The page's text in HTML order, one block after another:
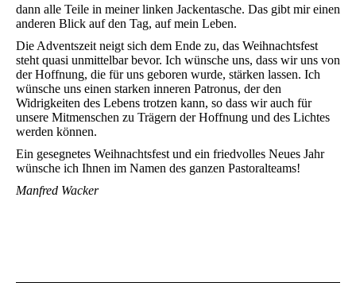
dann alle Teile in meiner linken Jackentasche. Das gibt mir einen
anderen Blick auf den Tag, auf mein Leben.
Die Adventszeit neigt sich dem Ende zu, das Weihnachtsfest
steht quasi unmittelbar bevor. Ich wünsche uns, dass wir uns von
der Hoffnung, die für uns geboren wurde, stärken lassen. Ich
wünsche uns einen starken inneren Patronus, der den
Widrigkeiten des Lebens trotzen kann, so dass wir auch für
unsere Mitmenschen zu Trägern der Hoffnung und des Lichtes
werden können.
Ein gesegnetes Weihnachtsfest und ein friedvolles Neues Jahr
wünsche ich Ihnen im Namen des ganzen Pastoralteams!
Manfred Wacker